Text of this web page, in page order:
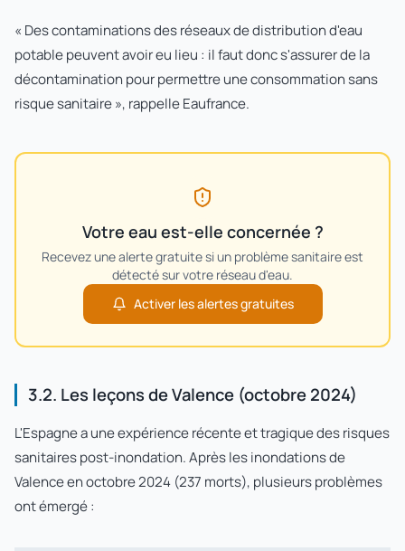
« Des contaminations des réseaux de distribution d'eau
potable peuvent avoir eu lieu : il faut donc s'assurer de la
décontamination pour permettre une consommation sans
risque sanitaire », rappelle Eaufrance.
Votre eau est-elle concernée ?
Recevez une alerte gratuite si un problème sanitaire est
détecté sur votre réseau d'eau.
Activer les alertes gratuites
3.2. Les leçons de Valence (octobre 2024)
L'Espagne a une expérience récente et tragique des risques
sanitaires post-inondation. Après les inondations de
Valence en octobre 2024 (237 morts), plusieurs problèmes
ont émergé :